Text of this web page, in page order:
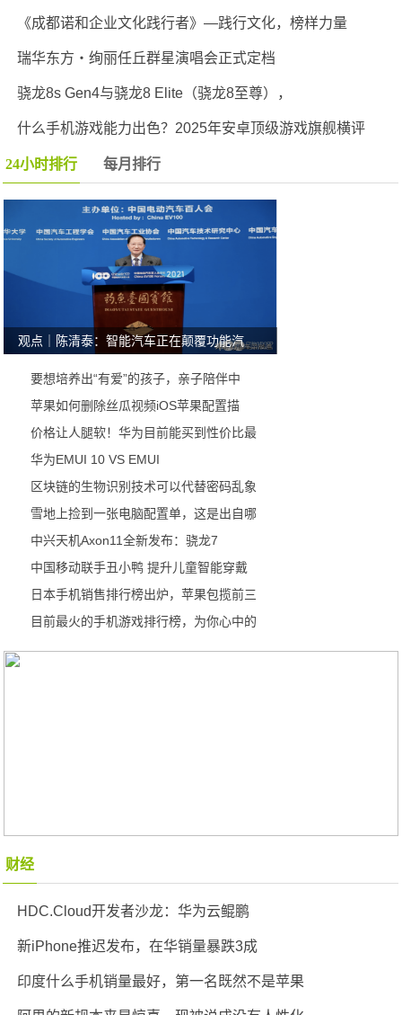
《成都诺和企业文化践行者》—践行文化，榜样力量
瑞华东方・绚丽任丘群星演唱会正式定档
骁龙8s Gen4与骁龙8 Elite（骁龙8至尊），
什么手机游戏能力出色？2025年安卓顶级游戏旗舰横评
24小时排行 每月排行
观点｜陈清泰：智能汽车正在颠覆功能汽
要想培养出“有爱”的孩子，亲子陪伴中
苹果如何删除丝瓜视频iOS苹果配置描
价格让人腿软！华为目前能买到性价比最
华为EMUI 10 VS EMUI
区块链的生物识别技术可以代替密码乱象
雪地上捡到一张电脑配置单，这是出自哪
中兴天机Axon11全新发布：骁龙7
中国移动联手丑小鸭 提升儿童智能穿戴
日本手机销售排行榜出炉，苹果包揽前三
目前最火的手机游戏排行榜，为你心中的
财经
HDC.Cloud开发者沙龙：华为云鲲鹏
新iPhone推迟发布，在华销量暴跌3成
印度什么手机销量最好，第一名既然不是苹果